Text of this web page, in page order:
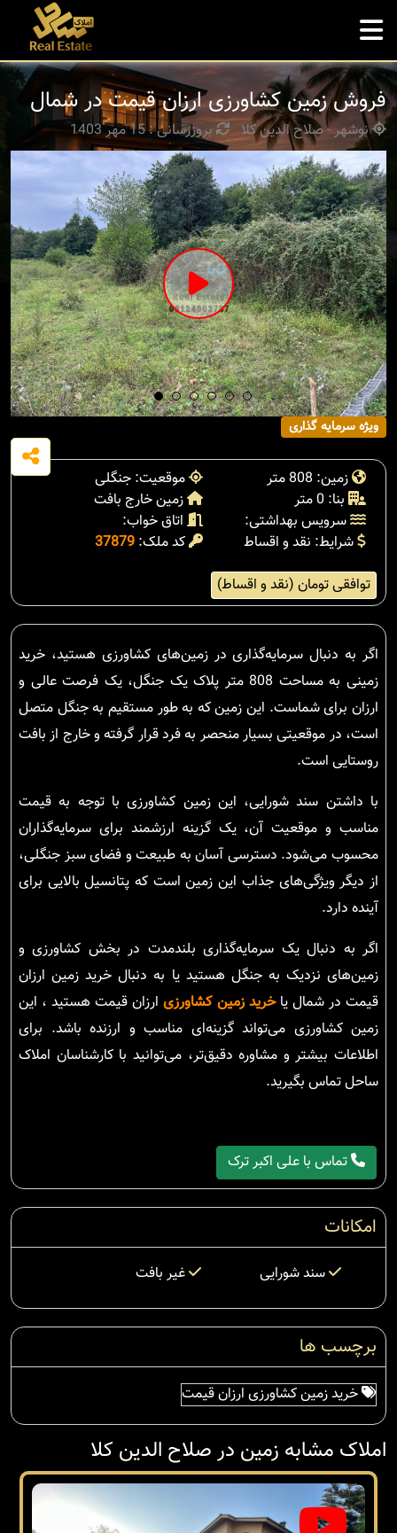
فروش زمین کشاورزی ارزان قیمت در شمال
نوشهر - صلاح الدین کلا بروزرسانی : 15 مهر 1403
ویژه سرمایه گذاری
زمین: 808 متر
موقعیت: جنگلی
بنا: 0 متر
زمین خارج بافت
سرویس بهداشتی:
اتاق خواب:
شرایط: نقد و اقساط
کد ملک: 37879
توافقی تومان (نقد و اقساط)
اگر به دنبال سرمایه‌گذاری در زمین‌های کشاورزی هستید، خرید
زمینی به مساحت 808 متر پلاک یک جنگل، یک فرصت عالی و
ارزان برای شماست. این زمین که به طور مستقیم به جنگل متصل
است، در موقعیتی بسیار منحصر به فرد قرار گرفته و خارج از بافت
روستایی است.
با داشتن سند شورایی، این زمین کشاورزی با توجه به قیمت
مناسب و موقعیت آن، یک گزینه ارزشمند برای سرمایه‌گذاران
محسوب می‌شود. دسترسی آسان به طبیعت و فضای سبز جنگلی،
از دیگر ویژگی‌های جذاب این زمین است که پتانسیل بالایی برای
آینده دارد.
اگر به دنبال یک سرمایه‌گذاری بلندمدت در بخش کشاورزی و
زمین‌های نزدیک به جنگل هستید یا به دنبال خرید زمین ارزان
قیمت در شمال یاخرید زمین کشاورزیارزان قیمت هستید ، این
زمین کشاورزی می‌تواند گزینه‌ای مناسب و ارزنده باشد. برای
اطلاعات بیشتر و مشاوره دقیق‌تر، می‌توانید با کارشناسان املاک
ساحل تماس بگیرید.
تماس با علی اکبر ترک
امکانات
سند شورایی غیر بافت
برچسب ها
خرید زمین کشاورزی ارزان قیمت
املاک مشابه زمین در صلاح الدین کلا